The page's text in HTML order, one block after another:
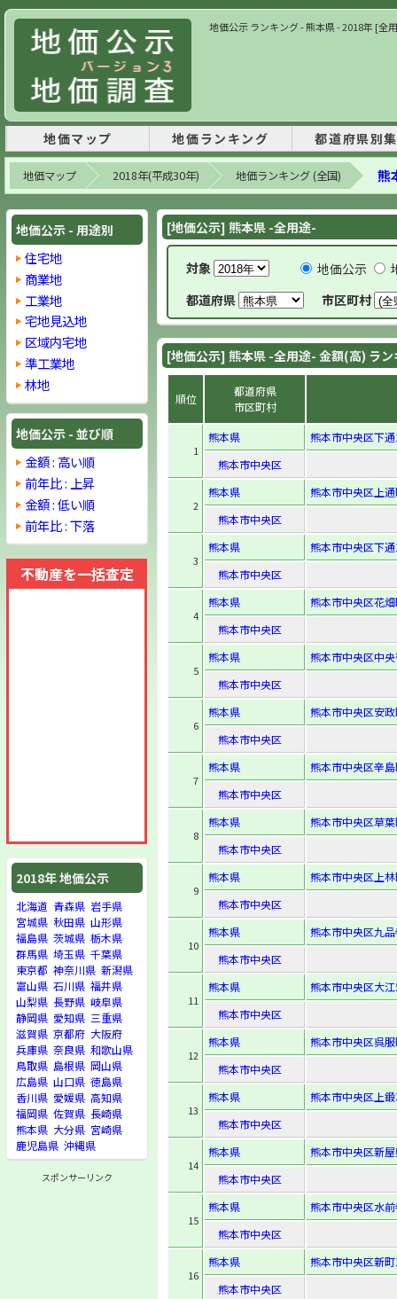
地価公示 ランキング - 熊本県 - 2018年 [全
地価マップ 地価ランキング 都道府県別
地価マップ 2018年(平成30年) 地価ランキング (全国) 熊
地価公示 - 用途別
住宅地
商業地
工業地
宅地見込地
区域内宅地
準工業地
林地
地価公示 - 並び順
金額 : 高い順
前年比 : 上昇
金額 : 低い順
前年比 : 下落
不動産を一括査定
2018年 地価公示
北海道 青森県 岩手県
宮城県 秋田県 山形県
福島県 茨城県 栃木県
群馬県 埼玉県 千葉県
東京都 神奈川県 新潟県
富山県 石川県 福井県
山梨県 長野県 岐阜県
静岡県 愛知県 三重県
滋賀県 京都府 大阪府
兵庫県 奈良県 和歌山県
鳥取県 島根県 岡山県
広島県 山口県 徳島県
香川県 愛媛県 高知県
福岡県 佐賀県 長崎県
熊本県 大分県 宮崎県
鹿児島県 沖縄県
スポンサーリンク
[地価公示] 熊本県 -全用途-
対象 地価公示
都道府県
市区町村
[地価公示] 熊本県 -全用途- 金額(高) ラ
順位
都道府県
市区町村
1
熊本県
熊本市中央区下
熊本市中央区
2
熊本県
熊本市中央区上
熊本市中央区
3
熊本県
熊本市中央区下
熊本市中央区
4
熊本県
熊本市中央区花
熊本市中央区
5
熊本県
熊本市中央区中
熊本市中央区
6
熊本県
熊本市中央区安
熊本市中央区
7
熊本県
熊本市中央区辛
熊本市中央区
8
熊本県
熊本市中央区草
熊本市中央区
9
熊本県
熊本市中央区上
熊本市中央区
10
熊本県
熊本市中央区九
熊本市中央区
11
熊本県
熊本市中央区大
熊本市中央区
12
熊本県
熊本市中央区呉
熊本市中央区
13
熊本県
熊本市中央区上
熊本市中央区
14
熊本県
熊本市中央区新
熊本市中央区
15
熊本県
熊本市中央区水
熊本市中央区
16
熊本県
熊本市中央区新
熊本市中央区